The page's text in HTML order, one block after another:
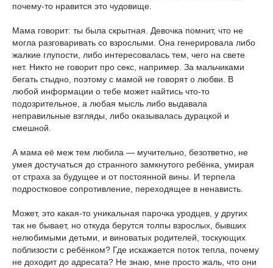
почему-то нравится это чудовище.
Мама говорит: ты была скрытная. Девочка помнит, что не
могла разговаривать со взрослыми. Она генерировала либо
жалкие глупости, либо интересовалась тем, чего на свете
нет. Никто не говорит про секс, например. За мальчиками
бегать стыдно, поэтому с мамой не говорят о любви. В
любой информации о тебе может найтись что-то
подозрительное, а любая мысль либо выдавала
неправильные взгляды, либо оказывалась дурацкой и
смешной.
А мама её меж тем любила — мучительно, безответно, не
умея достучаться до странного замкнутого ребёнка, умирая
от страха за будущее и от постоянной вины. И терпела
подростковое сопротивление, переходящее в ненависть.
Может, это какая-то уникальная парочка уродцев, у других
так не бывает, но откуда берутся толпы взрослых, бывших
нелюбимыми детьми, и виноватых родителей, тоскующих
поблизости с ребёнком? Где искажается поток тепла, почему
не доходит до адресата? Не знаю, мне просто жаль, что они